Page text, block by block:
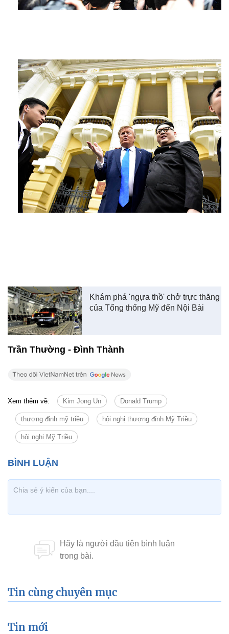
Khám phá 'ngựa thồ' chở trực thăng
của Tổng thống Mỹ đến Nội Bài
Trần Thường - Đình Thành
Xem thêm về: Kim Jong Un Donald Trump
thượng đỉnh mỹ triều hội nghị thượng đỉnh Mỹ Triều
hội nghị Mỹ Triều
Tin cùng chuyên mục
Tin mới